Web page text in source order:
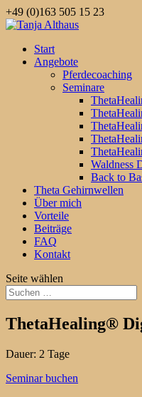
+49 (0)163 505 15 23
Start
Angebote
Pferdecoaching
Seminare
Waldness
Back to
Theta Gehirnwellen
Über mich
Vorteile
Beiträge
FAQ
Kontakt
Seite wählen
ThetaHealing®
Dauer: 2 Tage
Seminar buchen